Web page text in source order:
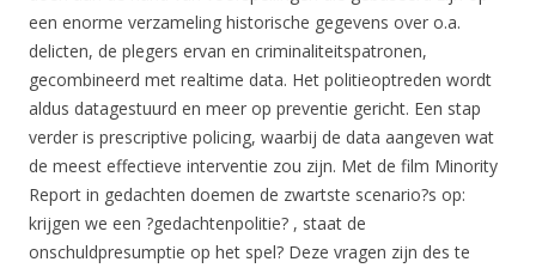
een enorme verzameling historische gegevens over o.a.
delicten, de plegers ervan en criminaliteitspatronen,
gecombineerd met realtime data. Het politieoptreden wordt
aldus datagestuurd en meer op preventie gericht. Een stap
verder is prescriptive policing, waarbij de data aangeven wat
de meest effectieve interventie zou zijn. Met de film Minority
Report in gedachten doemen de zwartste scenario?s op:
krijgen we een ?gedachtenpolitie? , staat de
onschuldpresumptie op het spel? Deze vragen zijn des te